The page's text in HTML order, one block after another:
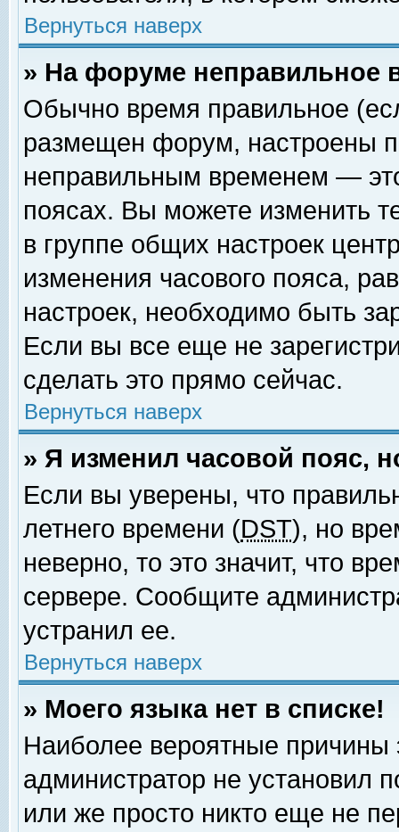
Вернуться наверх
» На форуме неправильное
Обычно время правильное
размещен форум, настроены
неправильным временем —
поясах. Вы можете изменить
в группе общих настроек
изменения часового пояса,
настроек, необходимо быть
Если вы все еще не
сделать это прямо сейчас.
Вернуться наверх
» Я изменил часовой пояс,
Если вы уверены, что
летнего времени (DST), но
неверно, то это значит, что
сервере. Сообщите
устранил ее.
Вернуться наверх
» Моего языка нет в списке!
Наиболее вероятные причины
администратор не установил
или же просто никто еще не